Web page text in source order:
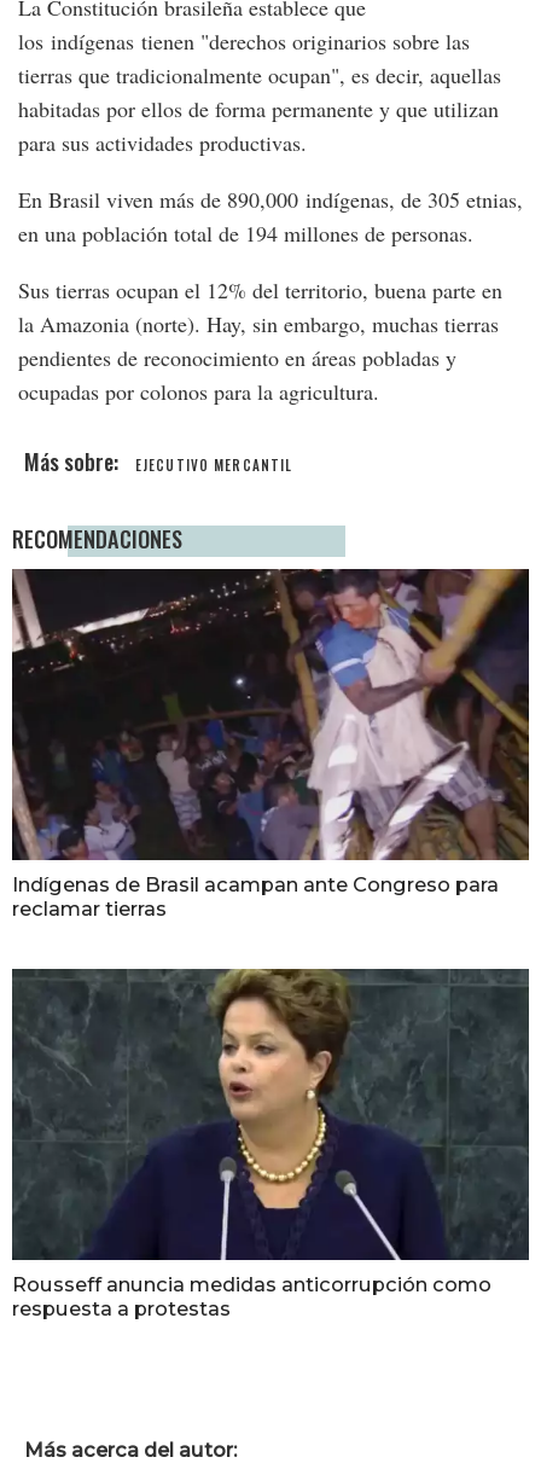
La Constitución brasileña establece que
los indígenas tienen "derechos originarios sobre las
tierras que tradicionalmente ocupan", es decir, aquellas
habitadas por ellos de forma permanente y que utilizan
para sus actividades productivas.
En Brasil viven más de 890,000 indígenas, de 305 etnias,
en una población total de 194 millones de personas.
Sus tierras ocupan el 12% del territorio, buena parte en
la Amazonia (norte). Hay, sin embargo, muchas tierras
pendientes de reconocimiento en áreas pobladas y
ocupadas por colonos para la agricultura.
EJECUTIVO MERCANTIL
RECOMENDACIONES
Indígenas de Brasil acampan ante Congreso para
reclamar tierras
Rousseff anuncia medidas anticorrupción como
respuesta a protestas
Más acerca del autor: